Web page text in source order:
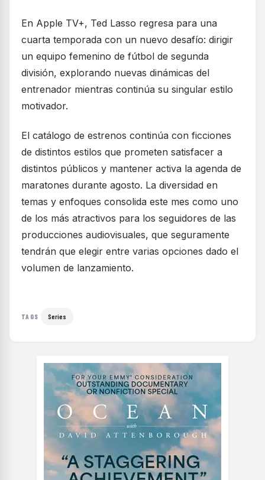
En Apple TV+, Ted Lasso regresa para una
cuarta temporada con un nuevo desafío: dirigir
un equipo femenino de fútbol de segunda
división, explorando nuevas dinámicas del
entrenador mientras continúa su singular estilo
motivador.
El catálogo de estrenos continúa con ficciones
de distintos estilos que prometen satisfacer a
distintos públicos y mantener activa la agenda de
maratones durante agosto. La diversidad en
temas y enfoques consolida este mes como uno
de los más atractivos para los seguidores de las
producciones audiovisuales, que seguramente
tendrán que elegir entre varias opciones dado el
volumen de lanzamiento.
TAGS Series